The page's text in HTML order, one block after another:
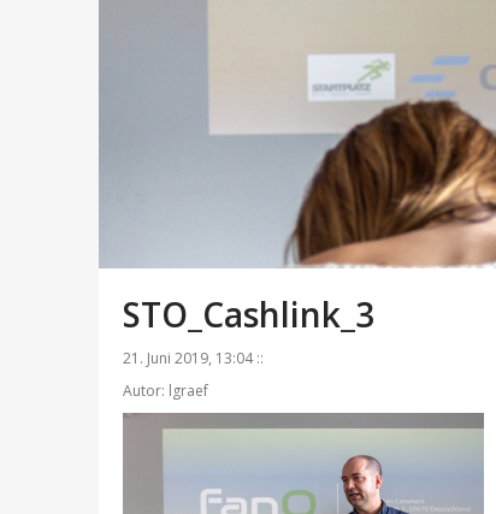
STO_Cashlink_3
21. Juni 2019, 13:04 ::
Autor: lgraef